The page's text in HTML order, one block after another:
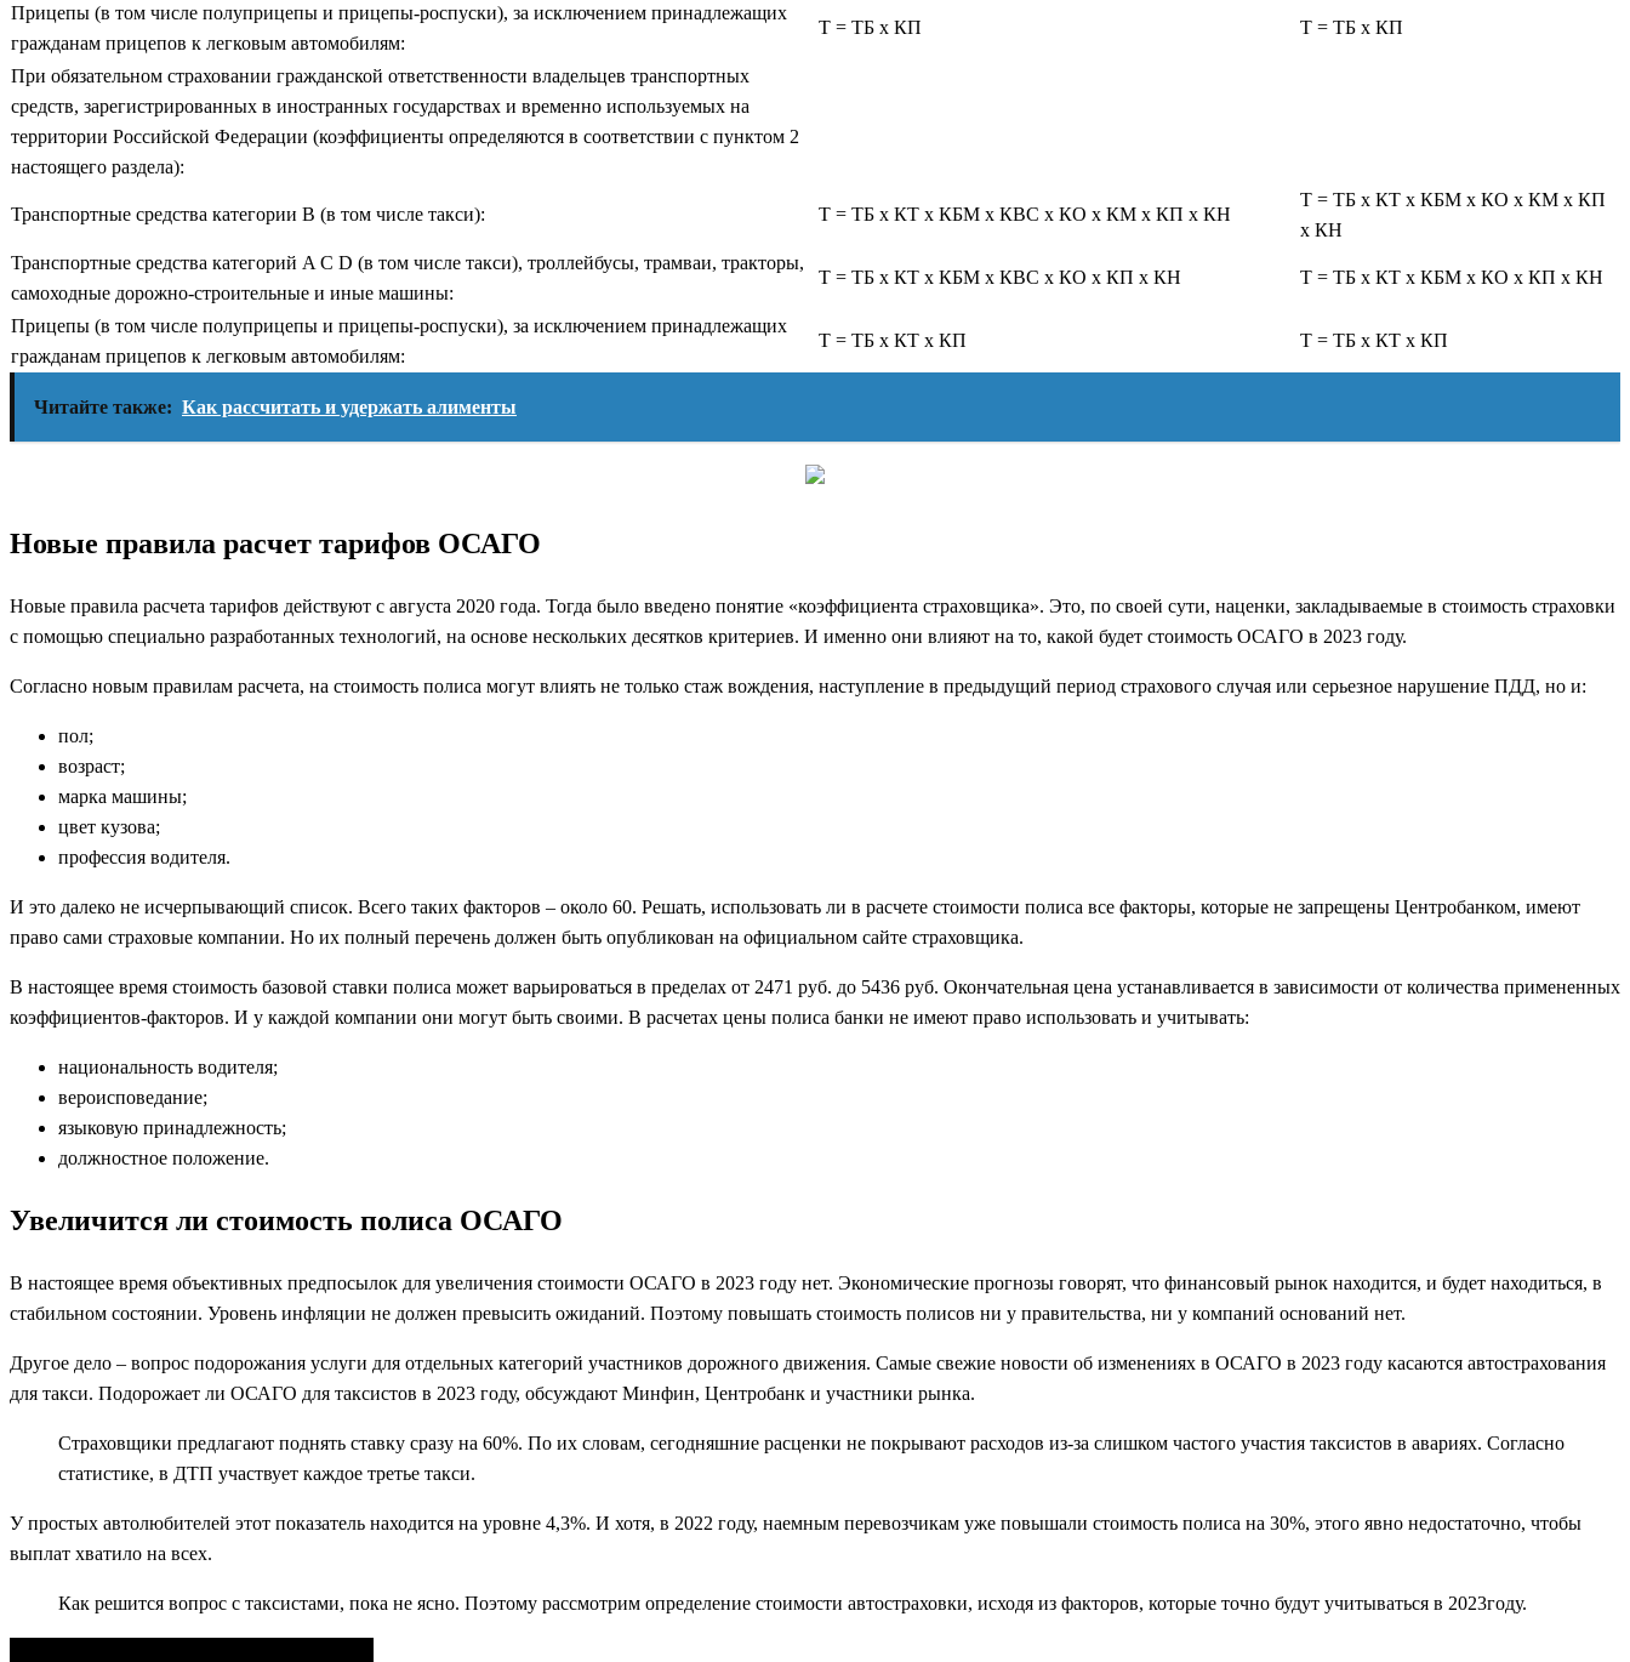
Прицепы (в том числе полуприцепы и прицепы-роспуски), за исключением принадлежащих
гражданам прицепов к легковым автомобилям:
Т = ТБ x КП Т = ТБ x КП
При обязательном страховании гражданской ответственности владельцев транспортных
средств, зарегистрированных в иностранных государствах и временно используемых на
территории Российской Федерации (коэффициенты определяются в соответствии с пунктом 2
настоящего раздела):
Транспортные средства категории B (в том числе такси): Т = ТБ x КТ x КБМ x КВС x КО x КМ x КП x КН
Т = ТБ x КТ x КБМ x КО x КМ x КП
x КН
Транспортные средства категорий A C D (в том числе такси), троллейбусы, трамваи, тракторы,
самоходные дорожно-строительные и иные машины:
Т = ТБ x КТ x КБМ x КВС x КО x КП x КН Т = ТБ x КТ x КБМ x КО x КП x КН
Прицепы (в том числе полуприцепы и прицепы-роспуски), за исключением принадлежащих
гражданам прицепов к легковым автомобилям:
Т = ТБ x КТ x КП Т = ТБ x КТ x КП
Читайте также: Как рассчитать и удержать алименты
Новые правила расчет тарифов ОСАГО
Новые правила расчета тарифов действуют с августа 2020 года. Тогда было введено понятие «коэффициента страховщика». Это, по своей сути, наценки, закладываемые в стоимость страховки
с помощью специально разработанных технологий, на основе нескольких десятков критериев. И именно они влияют на то, какой будет стоимость ОСАГО в 2023 году.
Согласно новым правилам расчета, на стоимость полиса могут влиять не только стаж вождения, наступление в предыдущий период страхового случая или серьезное нарушение ПДД, но и:
пол;
возраст;
марка машины;
цвет кузова;
профессия водителя.
И это далеко не исчерпывающий список. Всего таких факторов – около 60. Решать, использовать ли в расчете стоимости полиса все факторы, которые не запрещены Центробанком, имеют
право сами страховые компании. Но их полный перечень должен быть опубликован на официальном сайте страховщика.
В настоящее время стоимость базовой ставки полиса может варьироваться в пределах от 2471 руб. до 5436 руб. Окончательная цена устанавливается в зависимости от количества примененных
коэффициентов-факторов. И у каждой компании они могут быть своими. В расчетах цены полиса банки не имеют право использовать и учитывать:
национальность водителя;
вероисповедание;
языковую принадлежность;
должностное положение.
Увеличится ли стоимость полиса ОСАГО
В настоящее время объективных предпосылок для увеличения стоимости ОСАГО в 2023 году нет. Экономические прогнозы говорят, что финансовый рынок находится, и будет находиться, в
стабильном состоянии. Уровень инфляции не должен превысить ожиданий. Поэтому повышать стоимость полисов ни у правительства, ни у компаний оснований нет.
Другое дело – вопрос подорожания услуги для отдельных категорий участников дорожного движения. Самые свежие новости об изменениях в ОСАГО в 2023 году касаются автострахования
для такси. Подорожает ли ОСАГО для таксистов в 2023 году, обсуждают Минфин, Центробанк и участники рынка.
Страховщики предлагают поднять ставку сразу на 60%. По их словам, сегодняшние расценки не покрывают расходов из-за слишком частого участия таксистов в авариях. Согласно
статистике, в ДТП участвует каждое третье такси.
У простых автолюбителей этот показатель находится на уровне 4,3%. И хотя, в 2022 году, наемным перевозчикам уже повышали стоимость полиса на 30%, этого явно недостаточно, чтобы
выплат хватило на всех.
Как решится вопрос с таксистами, пока не ясно. Поэтому рассмотрим определение стоимости автостраховки, исходя из факторов, которые точно будут учитываться в 2023году.